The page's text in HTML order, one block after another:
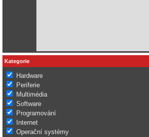
Kategorie
Hardware
Periferie
Multimédia
Software
Programování
Internet
Operační systémy